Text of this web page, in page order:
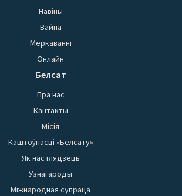
Навіны
Вайна
Меркаванні
Онлайн
Белсат
Пра нас
Кантакты
Місія
Каштоўнасці «Белсату»
Як нас глядзець
Узнагароды
Міжнародная супраца